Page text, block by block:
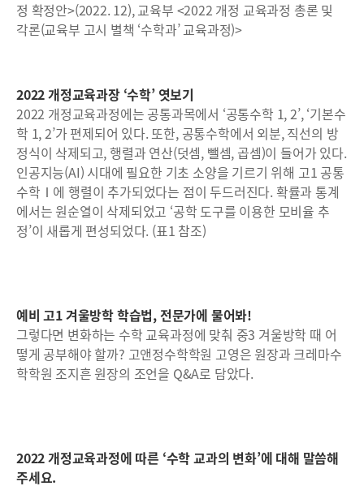
정 확정안>(2022. 12), 교육부 <2022 개정 교육과정 총론 및
각론(교육부 고시 별책 ‘수학과’ 교육과정)>
2022 개정교육과장 ‘수학’ 엿보기
2022 개정교육과정에는 공통과목에서 ‘공통수학 1, 2’, ‘기본수
학 1, 2’가 편제되어 있다. 또한, 공통수학에서 외분, 직선의 방
정식이 삭제되고, 행렬과 연산(덧셈, 뺄셈, 곱셈)이 들어가 있다.
인공지능(AI) 시대에 필요한 기초 소양을 기르기 위해 고1 공통
수학Ⅰ에 행렬이 추가되었다는 점이 두드러진다. 확률과 통계
에서는 원순열이 삭제되었고 ‘공학 도구를 이용한 모비율 추
정’이 새롭게 편성되었다. (표1 참조)
예비 고1 겨울방학 학습법, 전문가에 물어봐!
그렇다면 변화하는 수학 교육과정에 맞춰 중3 겨울방학 때 어
떻게 공부해야 할까? 고앤정수학학원 고영은 원장과 크레마수
학학원 조지흔 원장의 조언을 Q&A로 담았다.
2022 개정교육과정에 따른 ‘수학 교과의 변화’에 대해 말씀해
주세요.